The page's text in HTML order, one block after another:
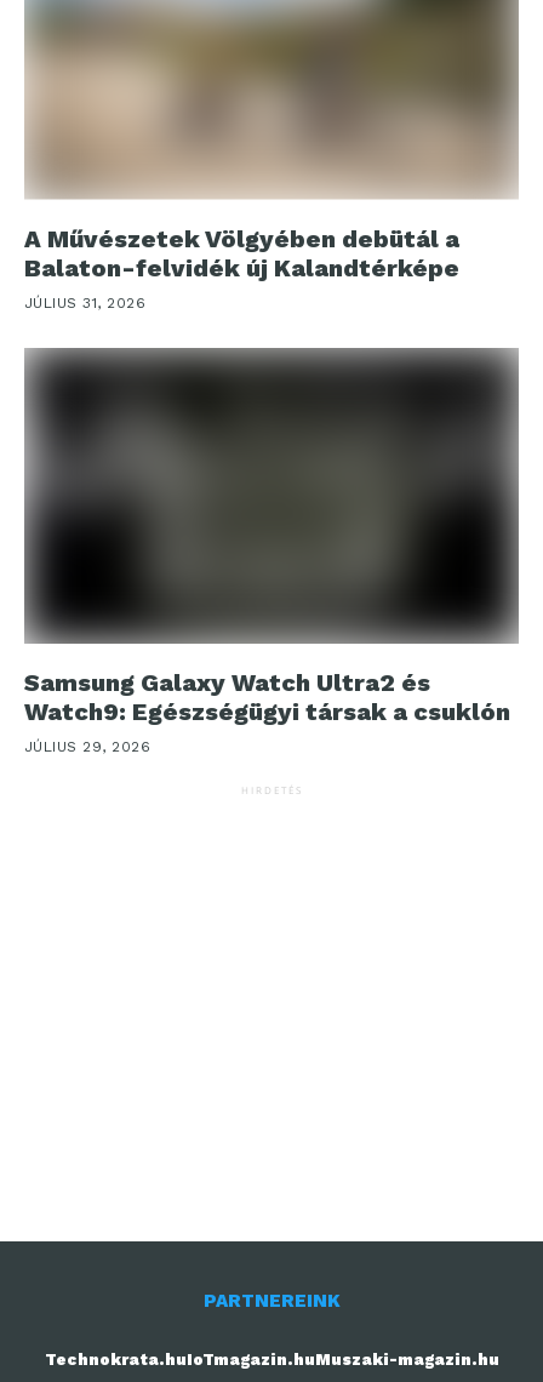
A Művészetek Völgyében debütál a
Balaton-felvidék új Kalandtérképe
JÚLIUS 31, 2026
Samsung Galaxy Watch Ultra2 és
Watch9: Egészségügyi társak a csuklón
JÚLIUS 29, 2026
HIRDETÉS
PARTNEREINK
Technokrata.huIoTmagazin.huMuszaki-magazin.hu